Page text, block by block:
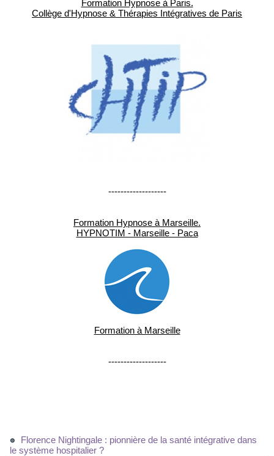
Formation Hypnose à Paris.
Collège d'Hypnose & Thérapies Intégratives de Paris
-------------------
Formation Hypnose à Marseille.
HYPNOTIM - Marseille - Paca
Formation à Marseille
-------------------
Florence Nightingale : pionnière de la santé intégrative dans
le système hospitalier ?